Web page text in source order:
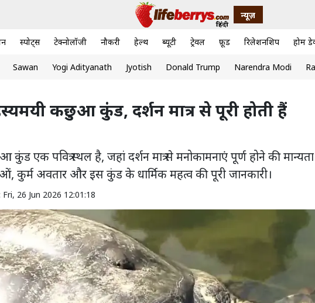
न्यूज़
स्पोर्ट्स टेक्नोलॉजी नौकरी हेल्थ ब्यूटी ट्रेवल फ़ूड रिलेशनशिप होम
Sawan Yogi Adityanath Jyotish Donald Trump Narendra Modi
कछुआ कुंड, दर्शन मात्र से पूरी होती हैं
एक पवित्र स्थल है, जहां दर्शन मात्र से मनोकामनाएं पूर्ण होने की
कुर्म अवतार और इस कुंड के धार्मिक महत्व की पूरी जानकारी।
26 Jun 2026 12:01:18